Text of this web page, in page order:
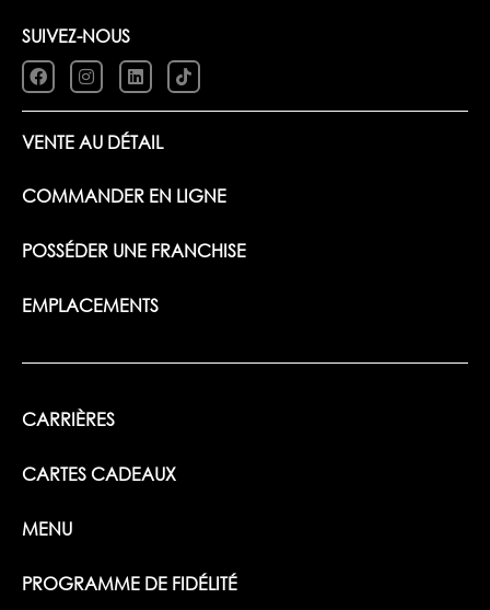
SUIVEZ-NOUS
VENTE AU DÉTAIL
COMMANDER EN LIGNE
POSSÉDER UNE FRANCHISE
EMPLACEMENTS
CARRIÈRES
CARTES CADEAUX
MENU
PROGRAMME DE FIDÉLITÉ